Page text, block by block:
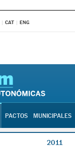
CAT ENG
PACTOS MUNICIPALES
2011